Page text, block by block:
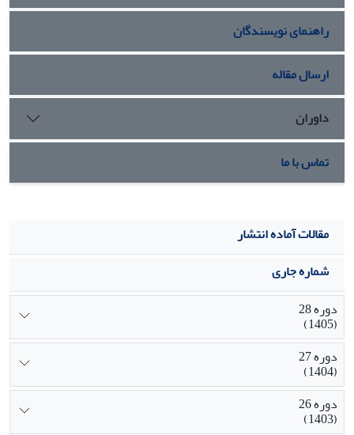
مدت‌ انبارمانی را در دمای 15 درجه‌ سانتی‌گراد نسبت به میوه‌های
برداشت‌شده در زمان‌های دیگر تا 30 روز افزایش داد.
راهنمای نویسندگان
ارسال مقاله
داوران
تماس با ما
مقالات آماده انتشار
شماره جاری
دوره 28
(1405)
دوره 27
(1404)
دوره 26
(1403)